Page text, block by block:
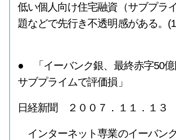
低い個人向け住宅融資（サブプラ
題などで先行き不透明感がある。
● 「イーバンク銀、最終赤字50億
サブプライムで評価損」
日経新聞 ２００７．１１．１３
インターネット専業のイーバン